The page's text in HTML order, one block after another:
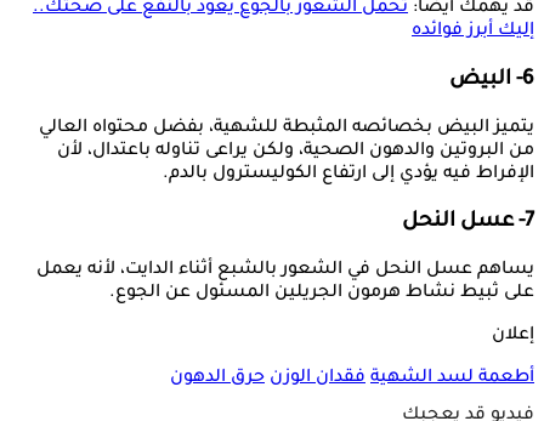
قد يهمك أيضًا: تحمل الشعور بالجوع يعود بالنفع على صحتك..
إليك أبرز فوائده
6- البيض
يتميز البيض بخصائصه المثبطة للشهية، بفضل محتواه العالي
من البروتين والدهون الصحية، ولكن يراعى تناوله باعتدال، لأن
الإفراط فيه يؤدي إلى ارتفاع الكوليسترول بالدم.
7- عسل النحل
يساهم عسل النحل في الشعور بالشبع أثناء الدايت، لأنه يعمل
على ثبيط نشاط هرمون الجريلين المسئول عن الجوع.
إعلان
أطعمة لسد الشهية فقدان الوزن حرق الدهون
فيديو قد يعجبك